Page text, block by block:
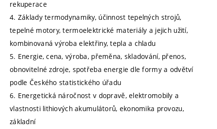
rekuperace
4. Základy termodynamiky, účinnost tepelných strojů,
tepelné motory, termoelektrické materiály a jejich užití,
kombinovaná výroba elektřiny, tepla a chladu
5. Energie, cena, výroba, přeměna, skladování, přenos,
obnovitelné zdroje, spotřeba energie dle formy a odvětví
podle Českého statistického úřadu
6. Energetická náročnost v dopravě, elektromobily a
vlastnosti lithiových akumulátorů, ekonomika provozu,
základní